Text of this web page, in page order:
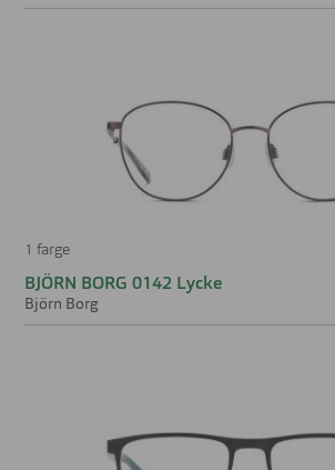
1 farge
BJÖRN BORG 0142 Lycke
Björn Borg